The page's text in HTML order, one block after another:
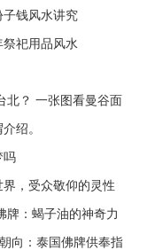
子钱风水讲究
祀用品风水
北？ 一张图看曼谷面
绍。
吗
，受众敬仰的灵性
：蝎子油的神奇力
向：泰国佛牌供奉指